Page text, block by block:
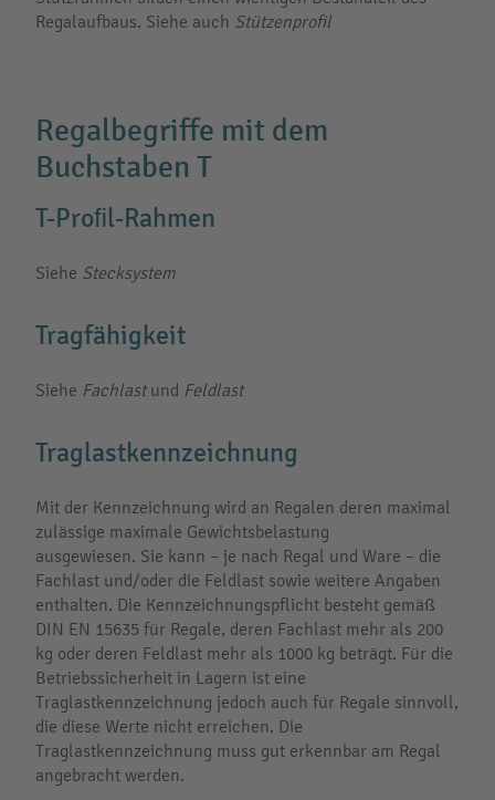
Regalaufbaus. Siehe auch Stützenprofil
Regalbegriffe mit dem
Buchstaben T
T-Proﬁl-Rahmen
Siehe Stecksystem
Tragfähigkeit
Siehe Fachlastund Feldlast
Traglastkennzeichnung
Mit der Kennzeichnung wird an Regalen deren maximal
zulässige maximale Gewichtsbelastung
ausgewiesen. Sie kann – je nach Regal und Ware – die
Fachlast und/oder die Feldlast sowie weitere Angaben
enthalten. Die Kennzeichnungspflicht besteht gemäß
DIN EN 15635 für Regale, deren Fachlast mehr als 200
kg oder deren Feldlast mehr als 1000 kg beträgt. Für die
Betriebssicherheit in Lagern ist eine
Traglastkennzeichnung jedoch auch für Regale sinnvoll,
die diese Werte nicht erreichen. Die
Traglastkennzeichnung muss gut erkennbar am Regal
angebracht werden.